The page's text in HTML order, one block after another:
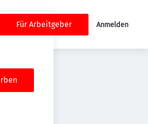
Für Arbeitgeber Anmelden